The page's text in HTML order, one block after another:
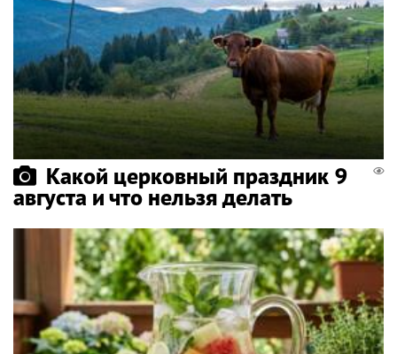
Какой церковный праздник 9
августа и что нельзя делать